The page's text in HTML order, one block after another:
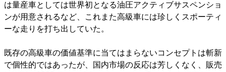
は量産車としては世界初となる油圧アクティブサスペンショ
ンが用意されるなど、これまた高級車には珍しくスポーティ
ーな走りを打ち出していた。
既存の高級車の価値基準に当てはまらないコンセプトは斬新
で個性的ではあったが、国内市場の反応は芳しくなく、販売